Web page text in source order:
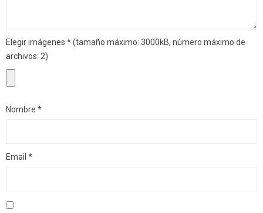
Elegir imágenes *(tamaño máximo: 3000kB, número máximo de
archivos: 2)
Nombre *
Email *